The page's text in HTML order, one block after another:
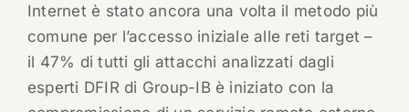
Internet è stato ancora una volta il metodo più
comune per l’accesso iniziale alle reti target –
il 47% di tutti gli attacchi analizzati dagli
esperti DFIR di Group-IB è iniziato con la